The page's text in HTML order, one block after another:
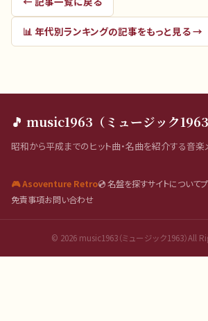
📊 年代別ランキングの記事をもっと見る →
🎵 music1963（ミュージック1963
昭和から平成までのヒット曲・名曲を紹介する音楽メ
🎮 Asoventure Retro💿 名盤を探すサイトについて
免責事項お問い合わせ
© 2026music1963（ミュージック1963）All